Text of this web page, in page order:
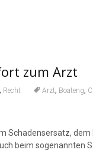
zum Arzt
Recht Arzt, Boateng,
Schadensersatz,
beim sogenannten